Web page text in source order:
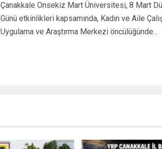
Çanakkale Onsekiz Mart Üniversitesi, 8 Mart
Günü etkinlikleri kapsamında, Kadın ve Aile
Uygulama ve Araştırma Merkezi öncülüğünde...